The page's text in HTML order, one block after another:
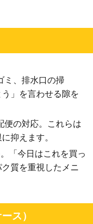
ミ、排水口の掃
」を言わせる隙を
便の対応。これらは
抑えます。
「今日はこれを買っ
質を重視したメニ
ス）